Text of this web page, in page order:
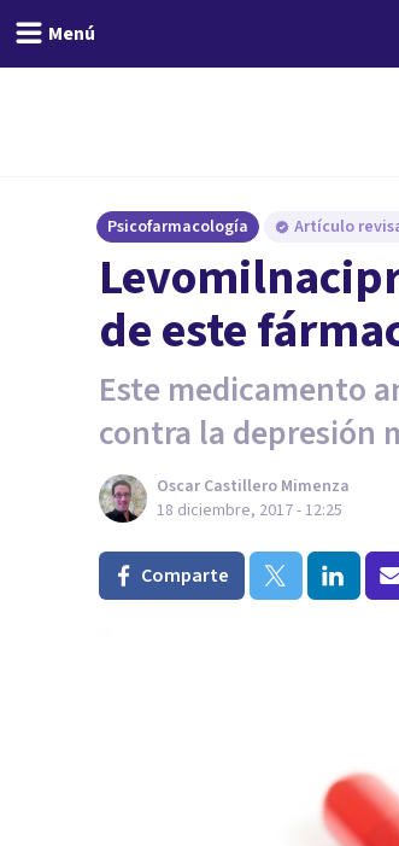
Menú
Psicofarmacología Artículo
de este
Este medicamento
contra la depresión
Oscar Castillero Mimenza
18 diciembre, 2017 - 12:25
Comparte